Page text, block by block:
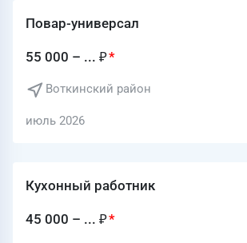
Повар-универсал
55 000 – ... ₽
Воткинский район
июль 2026
Кухонный работник
45 000 – ... ₽